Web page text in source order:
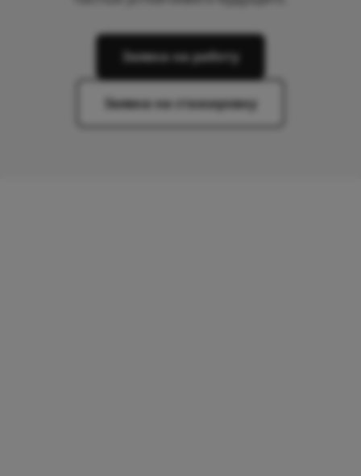
Заявка на работу
Заявка на стажировку